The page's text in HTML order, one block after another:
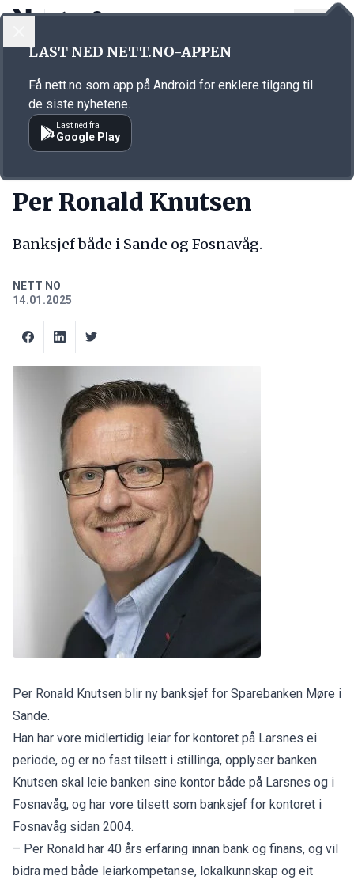
Annonsørinnhold
Per Ronald Knutsen
Banksjef både i Sande og Fosnavåg.
NETT NO
14.01.2025
Per Ronald Knutsen blir ny banksjef for Sparebanken Møre i
Sande.
Han har vore midlertidig leiar for kontoret på Larsnes ei
periode, og er no fast tilsett i stillinga, opplyser banken.
Knutsen skal leie banken sine kontor både på Larsnes og i
Fosnavåg, og har vore tilsett som banksjef for kontoret i
Fosnavåg sidan 2004.
– Per Ronald har 40 års erfaring innan bank og finans, og vil
bidra med både leiarkompetanse, lokalkunnskap og eit
LAST NED NETT.NO-APPEN
Få nett.no som app på Android for enklere tilgang til
de siste nyhetene.
Last ned fra
Google Play